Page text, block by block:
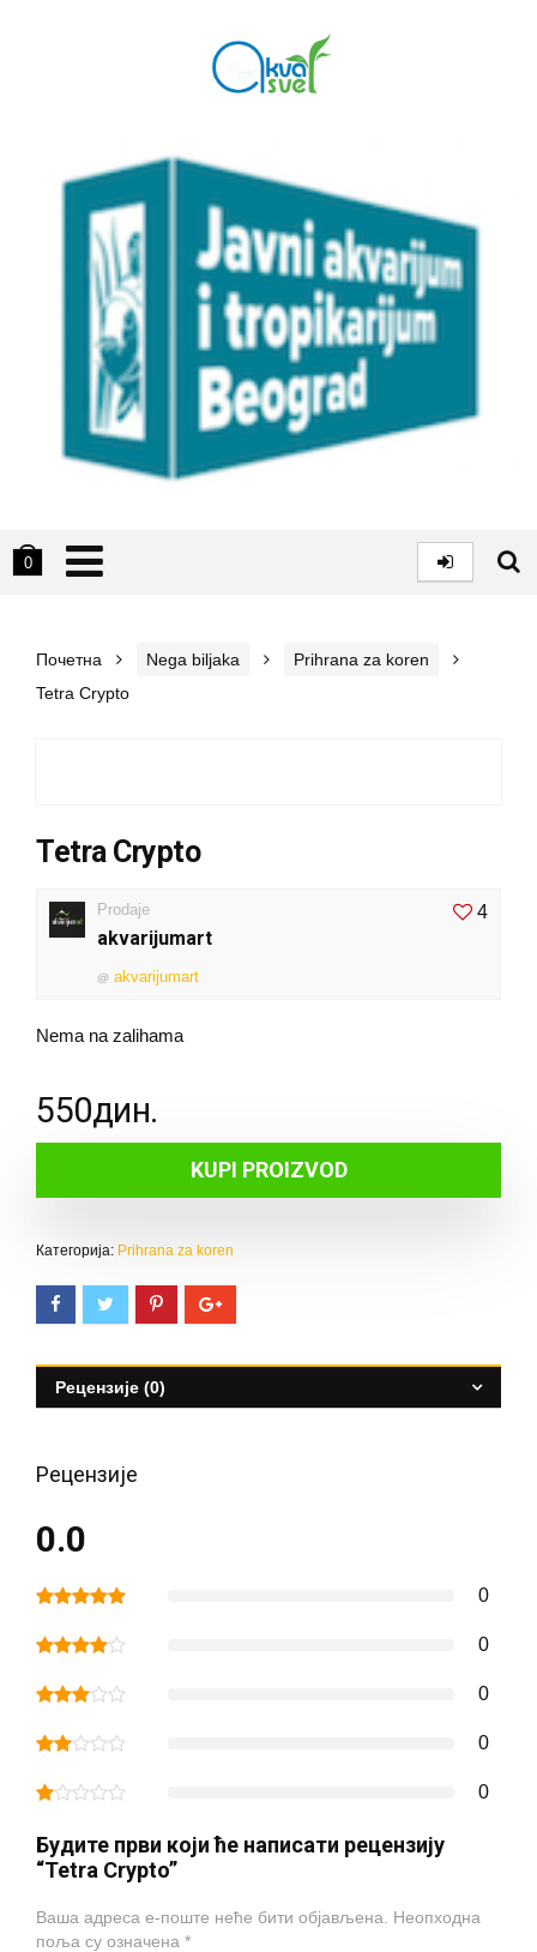
0
Почетна Nega biljaka
Prihrana za koren
Tetra Crypto
Tetra Crypto
4
Prodaje
akvarijumart
@ akvarijumart
Nema na zalihama
550дин.
KUPI PROIZVOD
Категорија: Prihrana za koren
Рецензије (0)
Рецензије
0.0
0
0
0
0
0
Будите први који ће написати рецензију
“Tetra Crypto”
Ваша адреса е-поште неће бити објављена.
Неопходна
поља су означена *